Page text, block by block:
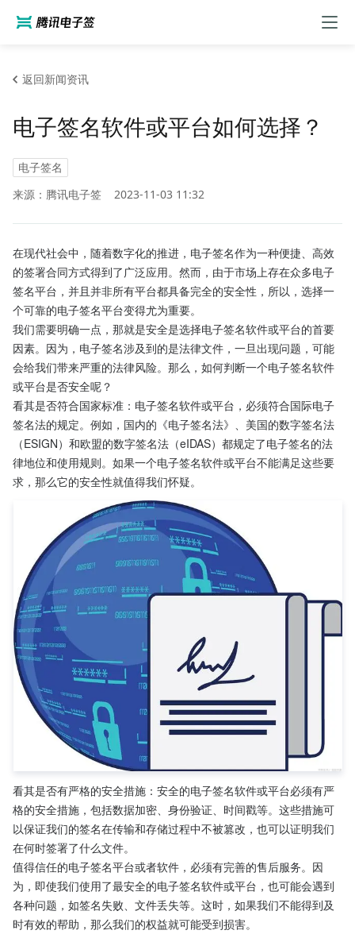
返回新闻资讯
电子签名软件或平台如何选择？
电子签名
来源：腾讯电子签
2023-11-03 11:32
在现代社会中，随着数字化的推进，电子签名作为一种便捷、高效
的签署合同方式得到了广泛应用。然而，由于市场上存在众多电子
签名平台，并且并非所有平台都具备完全的安全性，所以，选择一
个可靠的电子签名平台变得尤为重要。
我们需要明确一点，那就是安全是选择电子签名软件或平台的首要
因素。因为，电子签名涉及到的是法律文件，一旦出现问题，可能
会给我们带来严重的法律风险。那么，如何判断一个电子签名软件
或平台是否安全呢？
看其是否符合国家标准：电子签名软件或平台，必须符合国际电子
签名法的规定。例如，国内的《电子签名法》、美国的数字签名法
（ESIGN）和欧盟的数字签名法（eIDAS）都规定了电子签名的法
律地位和使用规则。如果一个电子签名软件或平台不能满足这些要
求，那么它的安全性就值得我们怀疑。
看其是否有严格的安全措施：安全的电子签名软件或平台必须有严
格的安全措施，包括数据加密、身份验证、时间戳等。这些措施可
以保证我们的签名在传输和存储过程中不被篡改，也可以证明我们
在何时签署了什么文件。
值得信任的电子签名平台或者软件，必须有完善的售后服务。因
为，即使我们使用了最安全的电子签名软件或平台，也可能会遇到
各种问题，如签名失败、文件丢失等。这时，如果我们不能得到及
时有效的帮助，那么我们的权益就可能受到损害。